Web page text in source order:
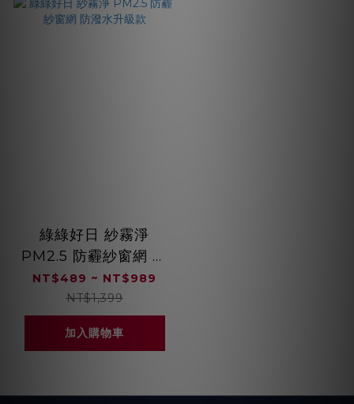
綠綠好日 紗霧淨
PM2.5 防霾紗窗網 防
潑水升級款
NT$489 ~ NT$989
NT$1,399
加入購物車